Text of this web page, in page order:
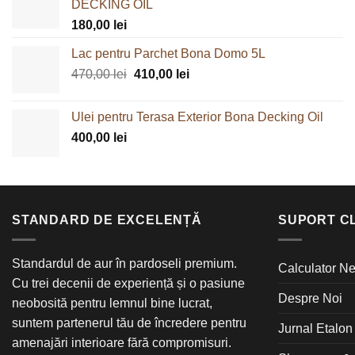
DECKING OIL
180,00 lei
Lac pentru Parchet Bona Domo 5L
470,00lei Prețul
fost:
410,00 leiPrețul
410,00 lei.
Ulei pentru Terasa Exterior Bona Decking Oil
400,00 lei
STANDARD DE EXCELENȚĂ
Standardul de aur în pardoseli premium.
Cu trei decenii de experiență și o pasiune
neobosită pentru lemnul bine lucrat,
suntem partenerul tău de încredere pentru
amenajări interioare fără compromisuri.
SUPORT
Calculator
Despre Noi
Jurnal Etalon